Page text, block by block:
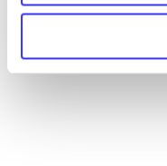
...
...